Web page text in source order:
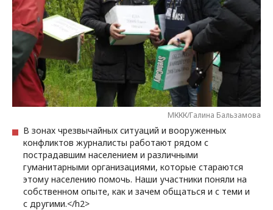
МККК/Галина Бальзамова
В зонах чрезвычайных ситуаций и вооруженных
конфликтов журналисты работают рядом с
пострадавшим населением и различными
гуманитарными организациями, которые стараются
этому населению помочь. Наши участники поняли на
собственном опыте, как и зачем общаться и с теми и
с другими.</h2>